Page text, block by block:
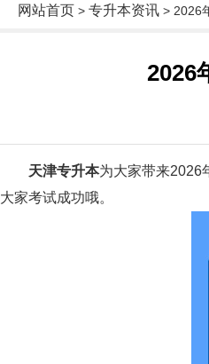
网站首页 > 专升本资讯 > 2026
2026
天津专升本为大家带来2026
大家考试成功哦。